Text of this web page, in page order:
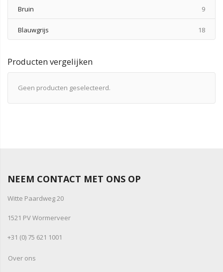
Bruin 9
Blauwgrijs 18
Producten vergelijken
Geen producten geselecteerd.
NEEM CONTACT MET ONS OP
Witte Paardweg 20
1521 PV Wormerveer
+31 (0) 75 621 1001
Over ons